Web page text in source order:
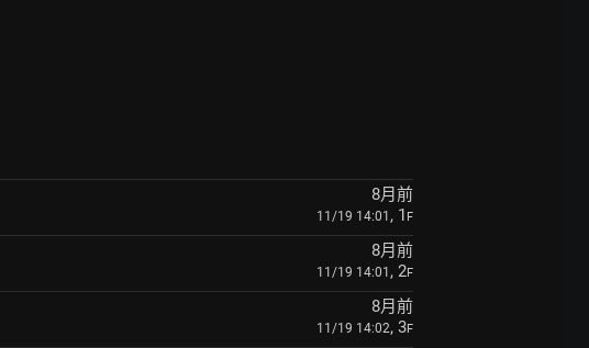
8月前
11/19 14:01 , 1 F
8月前
11/19 14:01 , 2F
8月前
11/19 14:02, 3F